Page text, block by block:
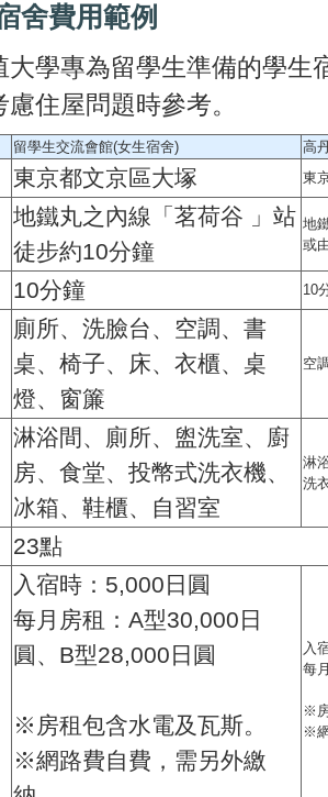
舍費用範例
大學專為留學生準備的學生
住屋問題時參考。
留學生交流會館(女生宿舍)
高
東京都文京區大塚 東
地鐵丸之內線「茗荷谷 」站
徒步約10分鐘
地
或
10分鐘 10
廁所、洗臉台、空調、書
桌、椅子、床、衣櫃、桌
燈、窗簾
空
淋浴間、廁所、盥洗室、廚
房、食堂、投幣式洗衣機、
冰箱、鞋櫃、自習室
淋
洗
23點
入宿時：5,000日圓
每月房租：A型30,000日
圓、B型28,000日圓
※房租包含水電及瓦斯。
※網路費自費，需另外繳
入
每
※
※